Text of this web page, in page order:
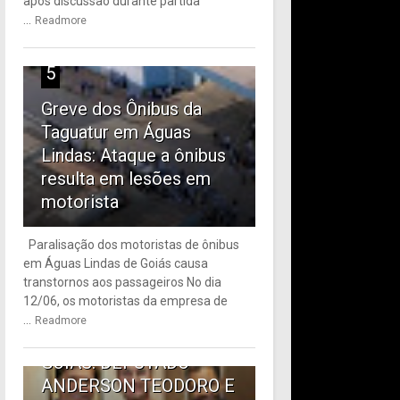
Readmore
5
Greve dos Ônibus da
Taguatur em Águas
Lindas: Ataque a ônibus
resulta em lesões em
motorista
Paralisação dos motoristas de ônibus
em Águas Lindas de Goiás causa
transtornos aos passageiros No dia
12/06, os motoristas da empresa de
Readmore
6
TRANSPORTE PÚBLICO
GOIÁS: DEPUTADO
ANDERSON TEODORO E